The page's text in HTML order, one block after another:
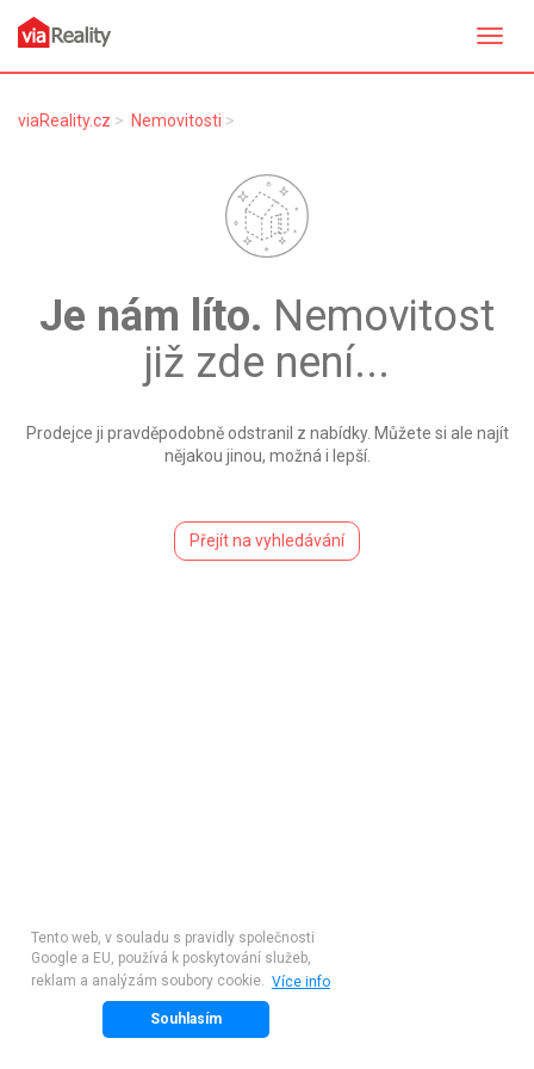
Tento web, v souladu s pravidly společnosti
Google a EU, používá k poskytování služeb,
reklam a analýzám soubory cookie. Více info
Souhlasím
viaReality.cz Nemovitosti
Je nám líto. Nemovitost
již zde není...
Prodejce ji pravděpodobně odstranil z nabídky. Můžete si ale najít
nějakou jinou, možná i lepší.
Přejít na vyhledávání